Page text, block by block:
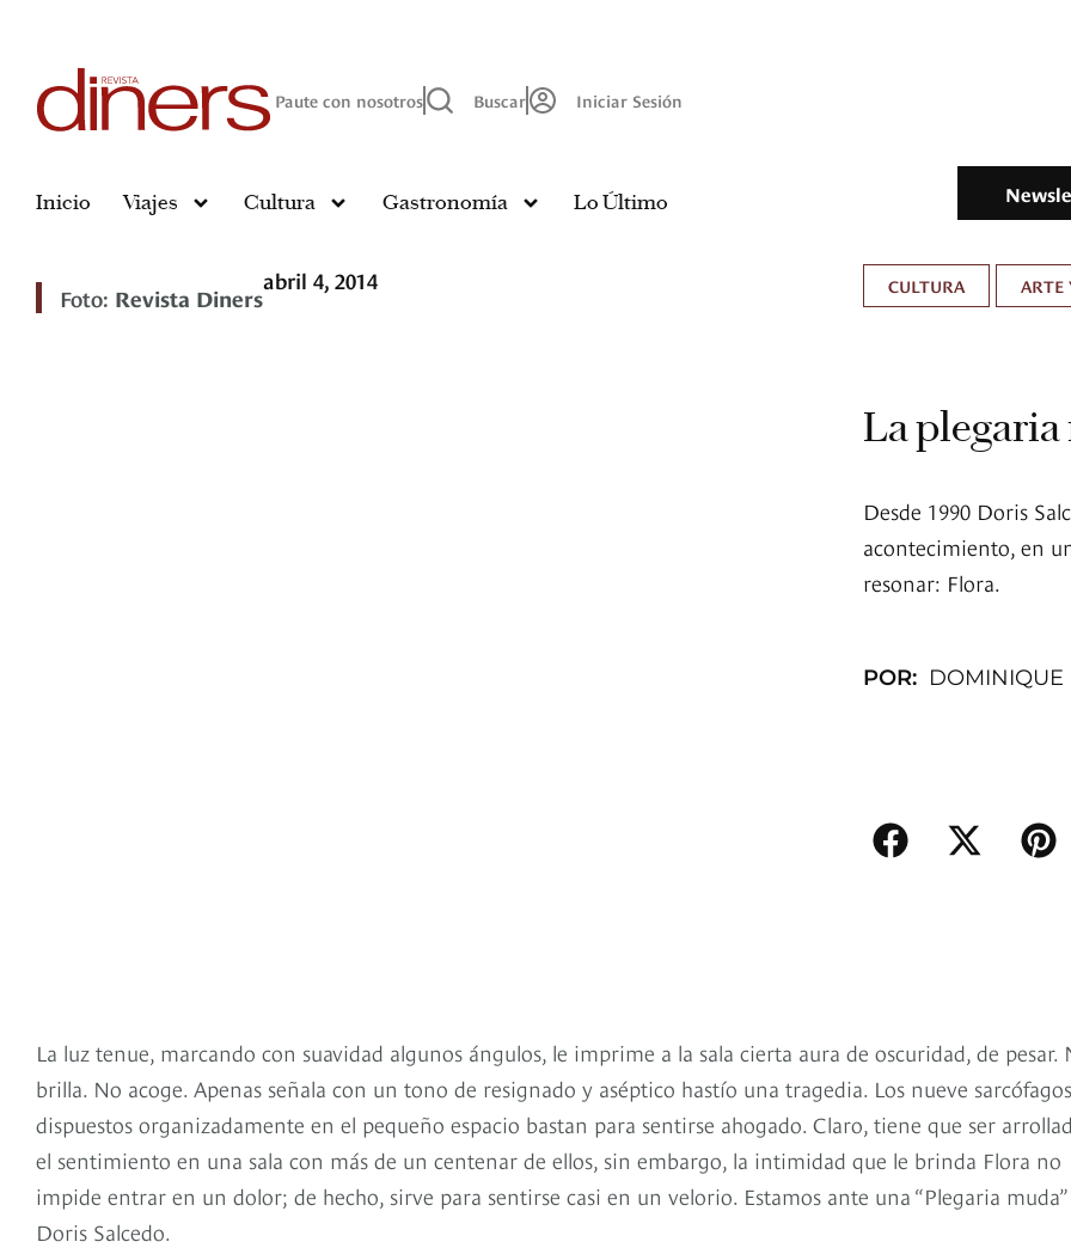
Paute con nosotros Buscar Iniciar Sesión
Inicio Viajes Cultura Gastronomía Lo Último
Foto: Revista Diners
abril 4, 2014 CULTURA ARTE
La
Desde 1990 Doris
acontecimiento, en
resonar: Flora.
POR: DOMINIQUE
La luz tenue, marcando con suavidad algunos ángulos, le imprime a la sala cierta aura de oscuridad, de pesar.
brilla. No acoge. Apenas señala con un tono de resignado y aséptico hastío una tragedia. Los nueve sarcófagos
dispuestos organizadamente en el pequeño espacio bastan para sentirse ahogado. Claro, tiene que ser
el sentimiento en una sala con más de un centenar de ellos, sin embargo, la intimidad que le brinda Flora no
impide entrar en un dolor; de hecho, sirve para sentirse casi en un velorio. Estamos ante una “Plegaria muda”
Doris Salcedo.